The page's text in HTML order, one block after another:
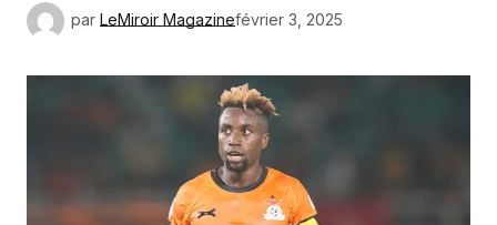
par LeMiroir Magazinefévrier 3, 2025